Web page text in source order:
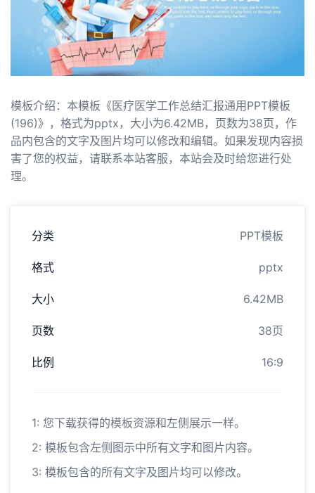
模板介绍：本模板《医疗医学工作总结汇报通用PPT模板
(196)》，格式为pptx，大小为6.42MB，页数为38页，作
品内包含的文字及图片均可以修改和编辑。如果发现内容损
害了您的权益，请联系本站客服，本站会及时给您进行处
理。
分类 PPT模板
格式 pptx
大小 6.42MB
页数 38页
比例 16:9
1: 您下载获得的模板资源和左侧展示一样。
2: 模板包含左侧图示中所有文字和图片内容。
3: 模板包含的所有文字及图片均可以修改。